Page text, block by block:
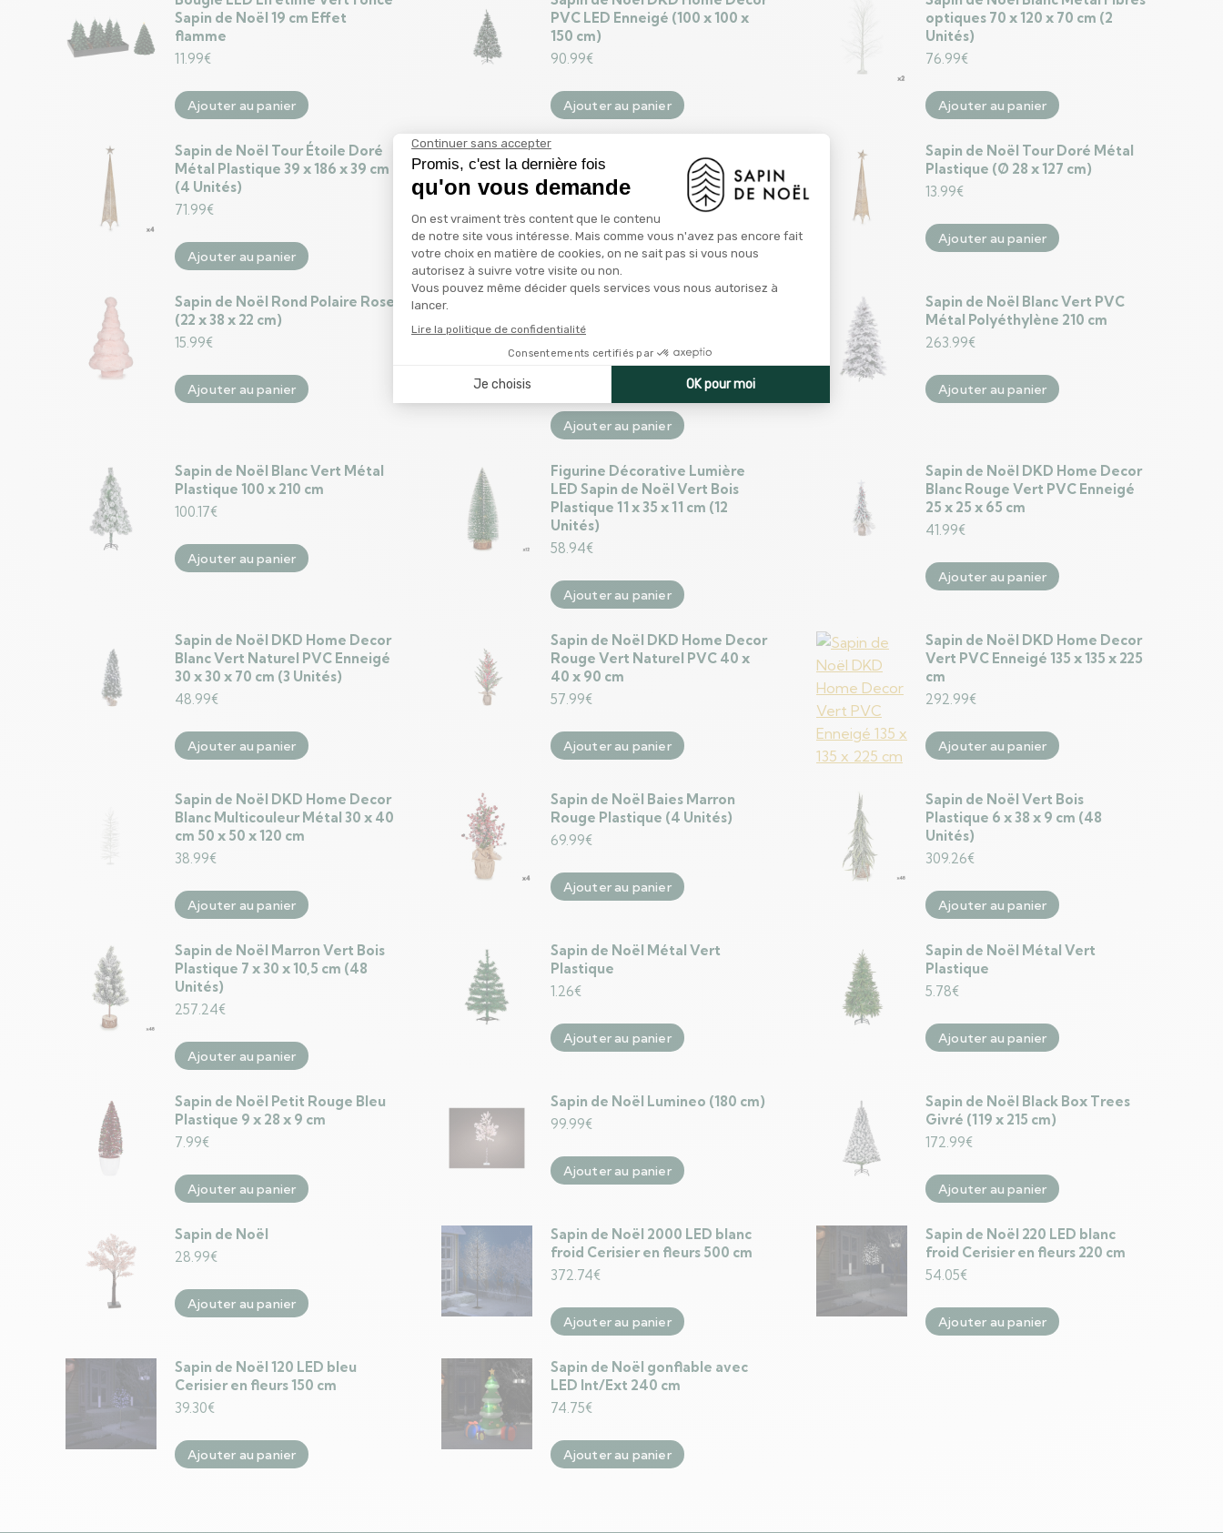
Sapin de Noël 19 cm Effet
flamme
11.99€
Ajouter au panier
PVC LED Enneigé (100 x 100 x
150 cm)
90.99€
Ajouter au panier
optiques 70 x 120 x 70 cm (2
Unités)
76.99€
Ajouter au panier
Sapin de Noël Tour Étoile Doré
Métal Plastique 39 x 186 x 39 cm
(4 Unités)
71.99€
Ajouter au panier
Sapin de Noël Tour Rouge Métal
Plastique (Ø 34 x 154 cm)
16.99€
Ajouter au panier
Sapin de Noël Tour Doré Métal
Plastique (Ø 28 x 127 cm)
13.99€
Ajouter au panier
Sapin de Noël Rond Polaire Rose
(22 x 38 x 22 cm)
15.99€
Ajouter au panier
Ananas Sapin de Noël 18 x 18 x 30
cm
Ajouter au panier
Sapin de Noël Blanc Vert PVC
Métal Polyéthylène 210 cm
263.99€
Ajouter au panier
Sapin de Noël Blanc Vert Métal
Plastique 100 x 210 cm
100.17€
Ajouter au panier
Figurine Décorative Lumière
LED Sapin de Noël Vert Bois
Plastique 11 x 35 x 11 cm (12
Unités)
58.94€
Ajouter au panier
Sapin de Noël DKD Home Decor
Blanc Rouge Vert PVC Enneigé
25 x 25 x 65 cm
41.99€
Ajouter au panier
Sapin de Noël DKD Home Decor
Blanc Vert Naturel PVC Enneigé
30 x 30 x 70 cm (3 Unités)
48.99€
Ajouter au panier
Sapin de Noël DKD Home Decor
Rouge Vert Naturel PVC 40 x
40 x 90 cm
57.99€
Ajouter au panier
Sapin de Noël DKD Home Decor
Vert PVC Enneigé 135 x 135 x 225
cm
292.99€
Ajouter au panier
Sapin de Noël DKD Home Decor
Blanc Multicouleur Métal 30 x 40
cm 50 x 50 x 120 cm
38.99€
Ajouter au panier
Sapin de Noël Baies Marron
Rouge Plastique (4 Unités)
69.99€
Ajouter au panier
Sapin de Noël Vert Bois
Plastique 6 x 38 x 9 cm (48
Unités)
309.26€
Ajouter au panier
Sapin de Noël Marron Vert Bois
Plastique 7 x 30 x 10,5 cm (48
Unités)
257.24€
Ajouter au panier
Sapin de Noël Métal Vert
Plastique
1.26€
Ajouter au panier
Sapin de Noël Métal Vert
Plastique
5.78€
Ajouter au panier
Sapin de Noël Petit Rouge Bleu
Plastique 9 x 28 x 9 cm
7.99€
Ajouter au panier
Sapin de Noël Lumineo (180 cm)
99.99€
Ajouter au panier
Sapin de Noël Black Box Trees
Givré (119 x 215 cm)
172.99€
Ajouter au panier
Sapin de Noël
28.99€
Ajouter au panier
Sapin de Noël 2000 LED blanc
froid Cerisier en fleurs 500 cm
372.74€
Ajouter au panier
Sapin de Noël 220 LED blanc
froid Cerisier en fleurs 220 cm
54.05€
Ajouter au panier
Sapin de Noël 120 LED bleu
Cerisier en fleurs 150 cm
39.30€
Ajouter au panier
Sapin de Noël gonflable avec
LED Int/Ext 240 cm
74.75€
Ajouter au panier